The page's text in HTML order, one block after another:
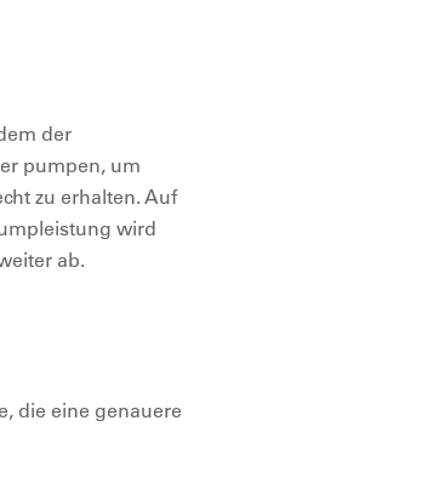
der
pumpen, um
zu erhalten. Auf
wird
ab.
die eine genauere